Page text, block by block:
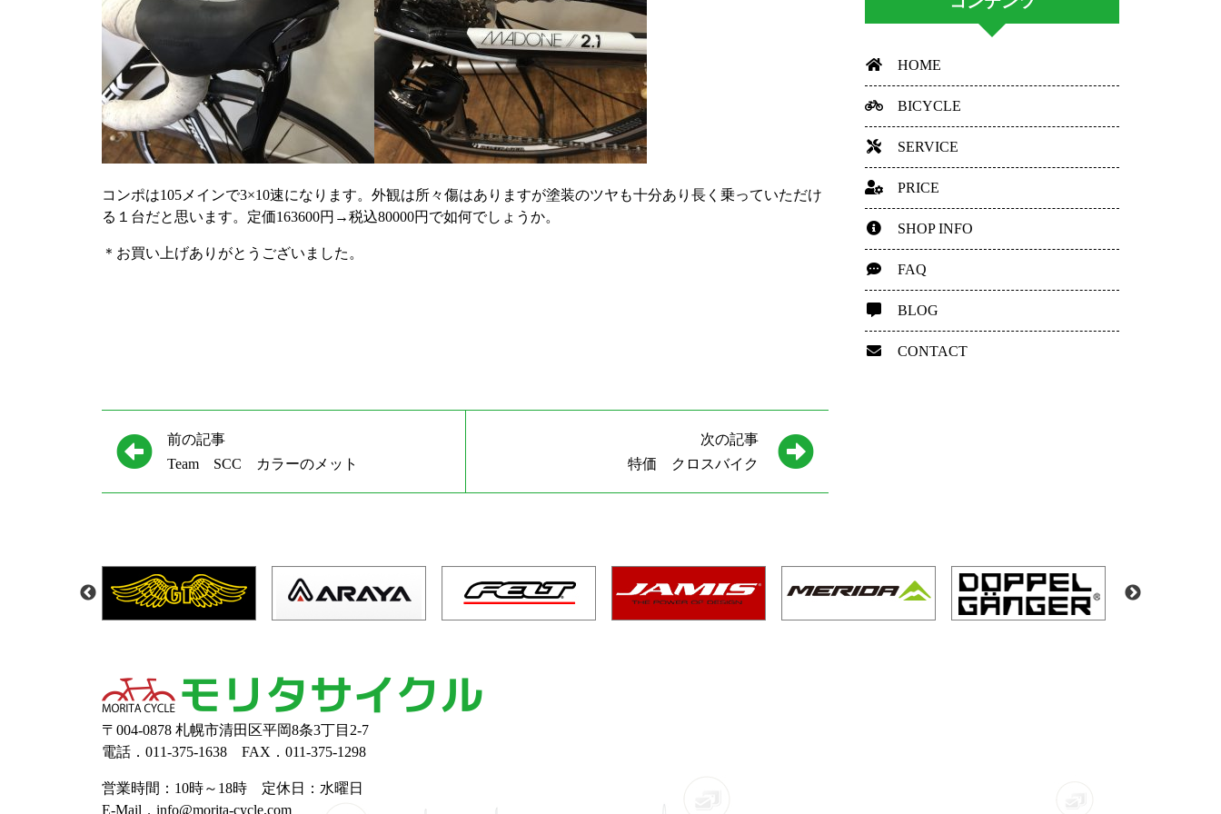
コンポは105メインで3×10速になります。外観は所々傷はありますが塗装のツヤも十分あり長く乗っていただけ
る１台だと思います。定価163600円→税込80000円で如何でしょうか。
＊お買い上げありがとうございました。
前の記事
Team SCC カラーのメット
次の記事
特価 クロスバイク
HOME
BICYCLE
SERVICE
PRICE
SHOP INFO
FAQ
BLOG
CONTACT
〒004-0878 札幌市清田区平岡8条3丁目2-7
電話．011-375-1638 FAX．011-375-1298
営業時間：10時～18時 定休日：水曜日
E-Mail．info@morita-cycle.com